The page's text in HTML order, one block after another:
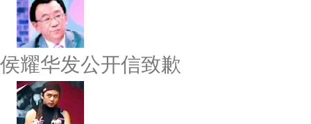
侯耀华发公开信致歉